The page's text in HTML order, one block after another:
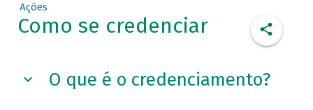
Ações
Como se credenciar
O que é o credenciamento?